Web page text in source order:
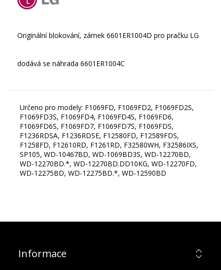
dodává se náhrada 6601ER1004C
Určeno pro modely: F1069FD, F1069FD2, F1069FD2S,
F1069FD3S, F1069FD4, F1069FD4S, F1069FD6,
F1069FD6S, F1069FD7, F1069FD7S, F1069FDS,
F1236RDSA, F1236RDSE, F12580FD, F12589FDS,
F1258FD, F12610RD, F1261RD, F32580WH, F32586IXS,
SP105, WD-10467BD, WD-1069BD3S, WD-12270BD,
WD-12270BD.*, WD-12270BD.DD10KG, WD-12270FD,
WD-12275BD, WD-12275BD.*, WD-12590BD
Informace